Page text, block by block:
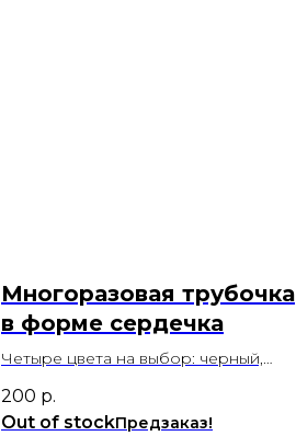
Многоразовая трубочка
в форме сердечка
Четыре цвета на выбор: черный,
200 р.
Out of stock